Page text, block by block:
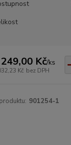
Kč/ks
Kč bez DPH
901254-1